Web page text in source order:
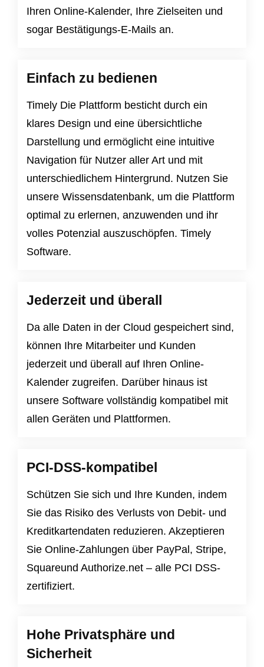
Ihren Online-Kalender, Ihre Zielseiten und
sogar Bestätigungs-E-Mails an.
Einfach zu bedienen
Timely Die Plattform besticht durch ein
klares Design und eine übersichtliche
Darstellung und ermöglicht eine intuitive
Navigation für Nutzer aller Art und mit
unterschiedlichem Hintergrund. Nutzen Sie
unsere Wissensdatenbank, um die Plattform
optimal zu erlernen, anzuwenden und ihr
volles Potenzial auszuschöpfen. Timely
Software.
Jederzeit und überall
Da alle Daten in der Cloud gespeichert sind,
können Ihre Mitarbeiter und Kunden
jederzeit und überall auf Ihren Online-
Kalender zugreifen. Darüber hinaus ist
unsere Software vollständig kompatibel mit
allen Geräten und Plattformen.
PCI-DSS-kompatibel
Schützen Sie sich und Ihre Kunden, indem
Sie das Risiko des Verlusts von Debit- und
Kreditkartendaten reduzieren. Akzeptieren
Sie Online-Zahlungen über PayPal, Stripe,
Squareund Authorize.net – alle PCI DSS-
zertifiziert.
Hohe Privatsphäre und
Sicherheit